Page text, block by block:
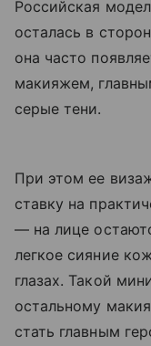
Российская
осталась в
она часто
макияжем,
серые тени.
При этом ее
ставку на
— на лице
легкое сияние
глазах. Такой
остальному
стать главным